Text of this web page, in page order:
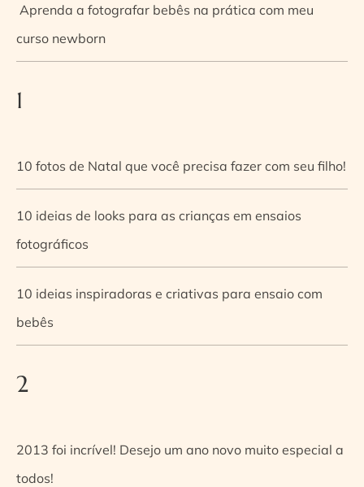
Aprenda a fotografar bebês na prática com meu
curso newborn
1
10 fotos de Natal que você precisa fazer com seu filho!
10 ideias de looks para as crianças em ensaios
fotográficos
10 ideias inspiradoras e criativas para ensaio com
bebês
2
2013 foi incrível! Desejo um ano novo muito especial a
todos!